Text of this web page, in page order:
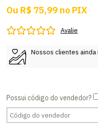
Ou R$ 75,99 no PIX
Avalie
Nossos clientes